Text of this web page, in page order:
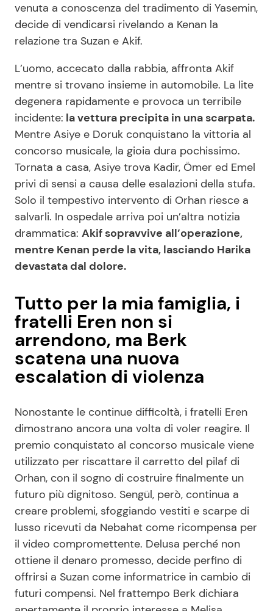
venuta a conoscenza del tradimento di Yasemin,
decide di vendicarsi rivelando a Kenan la
relazione tra Suzan e Akif.
L’uomo, accecato dalla rabbia, affronta Akif
mentre si trovano insieme in automobile. La lite
degenera rapidamente e provoca un terribile
incidente: la vettura precipita in una scarpata.
Mentre Asiye e Doruk conquistano la vittoria al
concorso musicale, la gioia dura pochissimo.
Tornata a casa, Asiye trova Kadir, Ömer ed Emel
privi di sensi a causa delle esalazioni della stufa.
Solo il tempestivo intervento di Orhan riesce a
salvarli. In ospedale arriva poi un’altra notizia
drammatica: Akif sopravvive all’operazione,
mentre Kenan perde la vita, lasciando Harika
devastata dal dolore.
Tutto per la mia famiglia, i
fratelli Eren non si
arrendono, ma Berk
scatena una nuova
escalation di violenza
Nonostante le continue difficoltà, i fratelli Eren
dimostrano ancora una volta di voler reagire. Il
premio conquistato al concorso musicale viene
utilizzato per riscattare il carretto del pilaf di
Orhan, con il sogno di costruire finalmente un
futuro più dignitoso. Sengül, però, continua a
creare problemi, sfoggiando vestiti e scarpe di
lusso ricevuti da Nebahat come ricompensa per
il video compromettente. Delusa perché non
ottiene il denaro promesso, decide perfino di
offrirsi a Suzan come informatrice in cambio di
futuri compensi. Nel frattempo Berk dichiara